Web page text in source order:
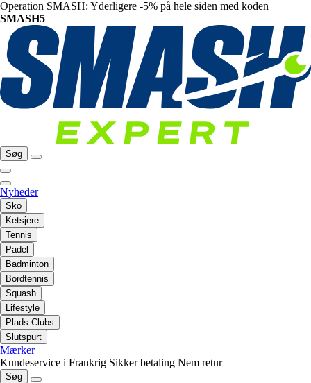
Operation SMASH: Yderligere -5% på hele siden med koden
SMASH5
Søg
Nyheder
Sko
Ketsjere
Tennis
Padel
Badminton
Bordtennis
Squash
Lifestyle
Plads Clubs
Slutspurt
Mærker
Kundeservice i Frankrig Sikker betaling Nem retur
Søg